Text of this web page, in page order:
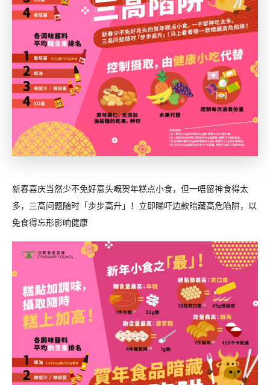
新春喜庆当然少不免好意头嘅贺年糕点小食，但一唔留神食得太
多，三高问题随时「步步高升」！立即睇吓边款暗藏高危陷阱，以
免食得忘形影响健康